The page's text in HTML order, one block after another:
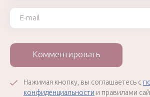
Ваш e-mail
Комментировать
Нажимая кнопку, вы соглашаетесь с
конфиденциальности и правилами